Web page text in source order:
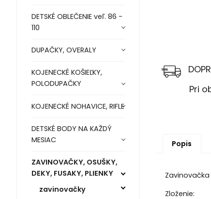
DETSKÉ OBLEČENIE veľ. 86 -
110
DUPAČKY, OVERALY
KOJENECKÉ KOŠIEĽKY,
POLODUPAČKY
KOJENECKÉ NOHAVICE, RIFLE
DETSKÉ BODY NA KAŽDÝ
MESIAC
ZAVINOVAČKY, OSUŠKY,
DEKY, FUSAKY, PLIENKY
zavinovačky
Pri
Popis
Zloženie: